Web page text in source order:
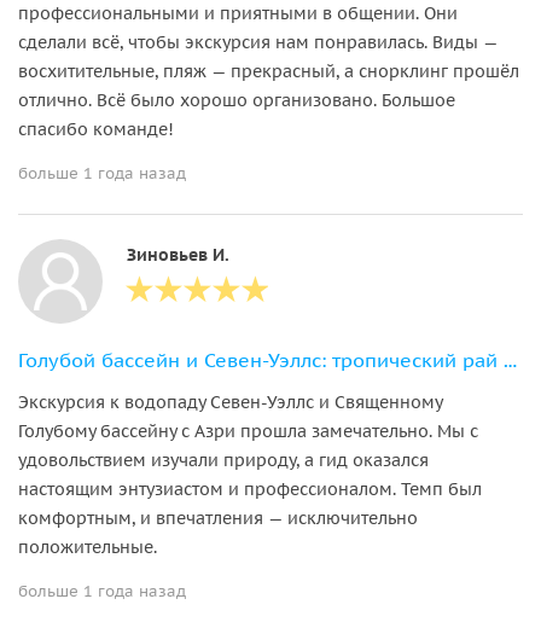
профессиональными и приятными в общении. Они
сделали всё, чтобы экскурсия нам понравилась. Виды —
восхитительные, пляж — прекрасный, а снорклинг прошёл
отлично. Всё было хорошо организовано. Большое
спасибо команде!
больше 1 года назад
Зиновьев И.
Голубой бассейн и Севен-Уэллс: тропический рай Лангкави
Экскурсия к водопаду Севен-Уэллс и Священному
Голубому бассейну с Азри прошла замечательно. Мы с
удовольствием изучали природу, а гид оказался
настоящим энтузиастом и профессионалом. Темп был
комфортным, и впечатления — исключительно
положительные.
больше 1 года назад